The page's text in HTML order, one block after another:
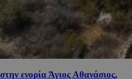
ενορία Άγιος Αθανάσιος,